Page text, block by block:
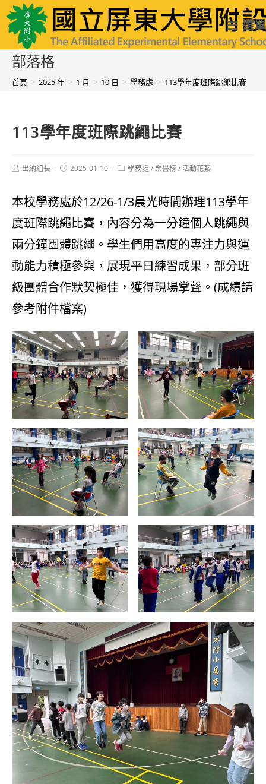
跳
轉
至
國立屏東大學附設實驗國民小學 選單
部落格
首頁 > 2025 年 > 1 月 > 10 日 > 學務處 > 113學年度班際跳繩比賽
113學年度班際跳繩比賽
Post出納組長
Post2025-01-10
Post學務處 /榮譽榜/活動花絮
本校學務處於12/26-1/3晨光時間辦理113學年
度班際跳繩比賽，內容分為一分鐘個人跳繩與
兩分鐘團體跳繩。學生們用高度的專注力與運
動能力積極參與，展現平日練習成果，部分班
級團體合作默契極佳，獲得現場掌聲。(成績請
參考附件檔案)